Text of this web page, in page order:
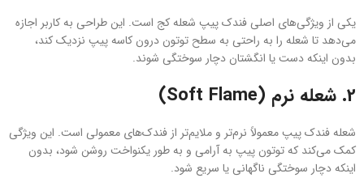
یکی از ویژگی‌های اصلی فندک‌ پیپ شعله کج است. این طراحی به کاربر اجازه
می‌دهد تا شعله را به راحتی به سطح توتون درون کاسه پیپ نزدیک کند،
بدون اینکه دست یا انگشتان دچار سوختگی شوند.
2. شعله نرم (Soft Flame)
شعله فندک‌ پیپ معمولاً نرم‌تر و ملایم‌تر از فندک‌های معمولی است. این ویژگی
کمک می‌کند که توتون پیپ به آرامی و به طور یکنواخت روشن شود، بدون
اینکه دچار سوختگی ناگهانی یا سریع شود.